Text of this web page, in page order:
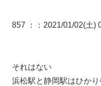
857 ： ：2021/01/02(土)
それはない
浜松駅と静岡駅はひかり